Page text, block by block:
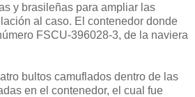
y brasileñas para ampliar las
al caso. El contenedor donde
FSCU-396028-3, de la naviera
bultos camuflados dentro de las
en el contenedor, el cual fue